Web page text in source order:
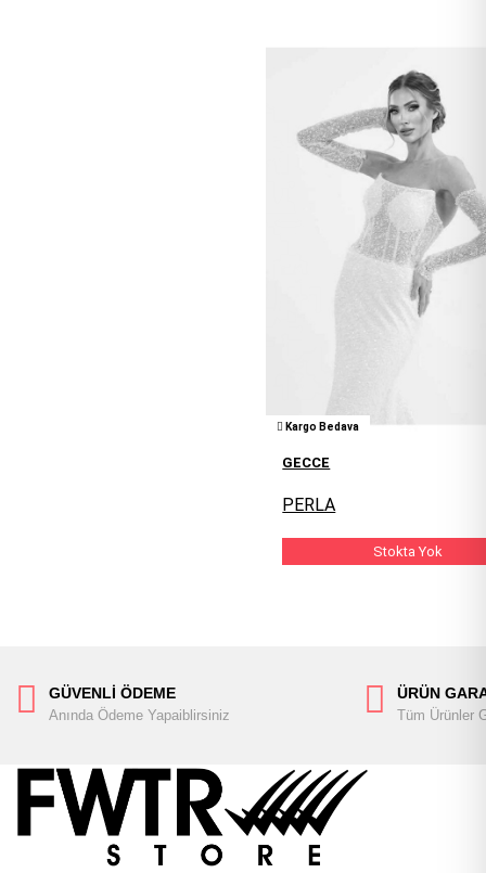
Kargo Bedava
GECCE
PERLA
Stokta Yok
GÜVENLİ ÖDEME
Anında Ödeme Yapaiblirsiniz
ÜRÜN
Tüm Ürünler